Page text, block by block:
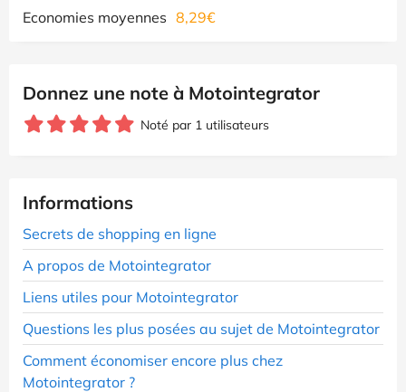
Economies moyennes 8,29€
Donnez une note à Motointegrator
Noté par 1 utilisateurs
Informations
Secrets de shopping en ligne
A propos de Motointegrator
Liens utiles pour Motointegrator
Questions les plus posées au sujet de Motointegrator
Comment économiser encore plus chez
Motointegrator ?